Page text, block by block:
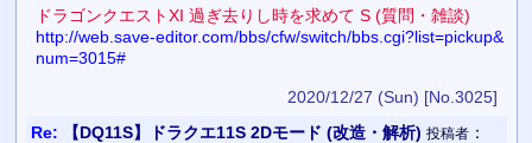
ドラゴンクエストXI 過ぎ去りし時を求めて S (質問・雑談)
http://web.save-editor.com/bbs/cfw/switch/bbs.cgi?list=pickup&
num=3015#
2020/12/27 (Sun) [No.3025]
Re: 【DQ11S】ドラクエ11S 2Dモード (改造・解析) 投稿者：